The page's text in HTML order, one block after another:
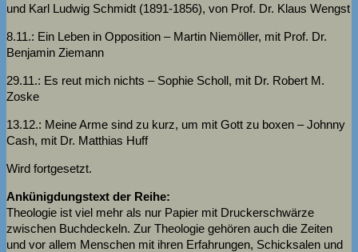
und Karl Ludwig Schmidt (1891-1856), von Prof. Dr. Klaus Wengst
8.11.: Ein Leben in Opposition – Martin Niemöller, mit Prof. Dr.
Benjamin Ziemann
29.11.: Es reut mich nichts – Sophie Scholl, mit Dr. Robert M.
Zoske
13.12.: Meine Arme sind zu kurz, um mit Gott zu boxen – Johnny
Cash, mit Dr. Matthias Huff
Wird fortgesetzt.
Ankünigdungstext der Reihe:
Theologie ist viel mehr als nur Papier mit Druckerschwärze
zwischen Buchdeckeln. Zur Theologie gehören auch die Zeiten
und vor allem Menschen mit ihren Erfahrungen, Schicksalen und